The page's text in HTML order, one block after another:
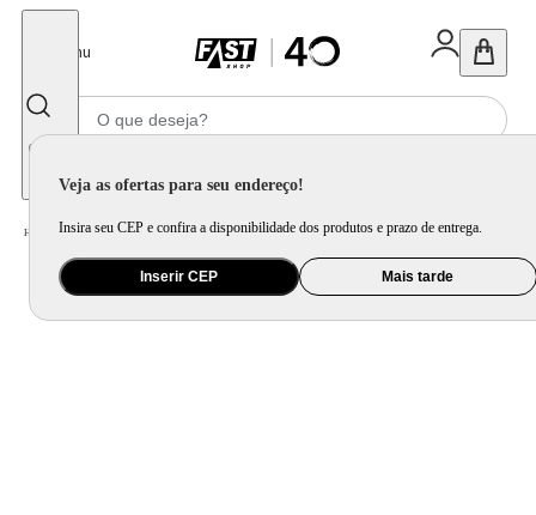
Menu
Veja as ofertas para seu endereço!
Insira seu CEP e confira a disponibilidade dos produtos e prazo de entrega.
Inserir CEP Mais tarde
Home Eletroportátil / Fritadeira Elétrica